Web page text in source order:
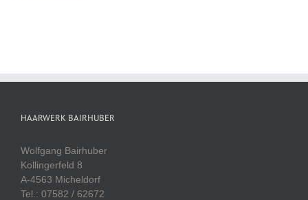
HAARWERK BAIRHUBER
Wolfgang Bairhuber
Kollingerfeld 8
A-4563 Micheldorf
Tel.: 07582 / 62672